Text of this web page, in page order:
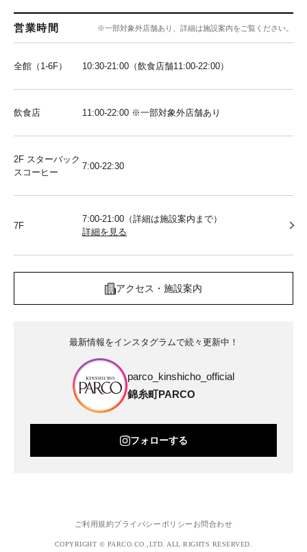
営業時間 ※一部対象外店舗あり、詳細は施設案内をご覧ください。
全館（1-6F） 10:30-21:00（飲食店舗11:00-22:00）
飲食店 11:00-22:00 ※一部対象外店舗あり
2F スターバック
スコーヒー
7:00-22:30
7F
7:00-21:00（詳細は施設案内まで）
詳細を見る
アクセス・施設案内
最新情報をインスタグラムで続々更新中！
parco_kinshicho_official
錦糸町PARCO
フォローする
ご利用規約プライバシーポリシー お問合わせ
COPYRIGHT © PARCO.CO.,LTD. ALL RIGHTS RESERVED.